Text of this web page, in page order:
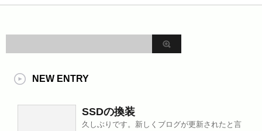
NEW ENTRY
SSDの換装
久しぶりです。新しくブログが更新されたと言